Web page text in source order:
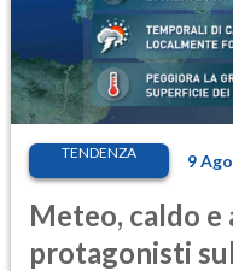
TENDENZA 9
Meteo, caldo e
protagonisti